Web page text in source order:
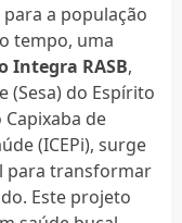
a população
tempo, uma
Integra RASB,
(Sesa) do Espírito
de
(ICEPi), surge
para transformar
Este projeto